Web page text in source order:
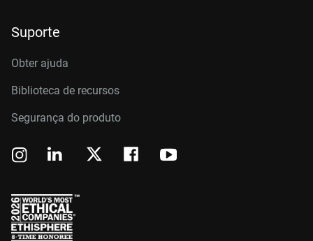
Suporte
Obter ajuda
Biblioteca de recursos
Segurança do produto